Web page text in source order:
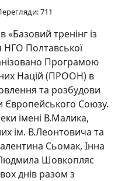
711
тренінг із
Полтавської
Програмою
Націй (ПРООН) в
та розбудови
Європейського Союзу.
імені В.Малика,
ім. В.Леонтовича та
Сьомак, Інна
Шовкопляс
днів разом з